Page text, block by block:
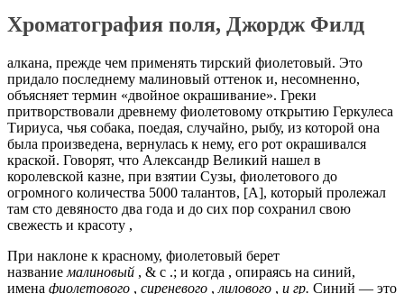
Хроматография поля, Джордж Филд
алкана, прежде чем применять тирский фиолетовый. Это
придало последнему малиновый оттенок и, несомненно,
объясняет термин «двойное окрашивание». Греки
притворствовали древнему фиолетовому открытию Геркулеса
Тириуса, чья собака, поедая, случайно, рыбу, из которой она
была произведена, вернулась к нему, его рот окрашивался
краской. Говорят, что Александр Великий нашел в
королевской казне, при взятии Сузы, фиолетового до
огромного количества 5000 талантов, [A], который пролежал
там сто девяносто два года и до сих пор сохранил свою
свежесть и красоту ,
При наклоне к красному, фиолетовый берет
название малиновый , & c .; и когда , опираясь на синий,
имена фиолетового , сиреневого , лилового , и гр. Синий — это